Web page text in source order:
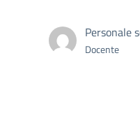
Personale
Docente